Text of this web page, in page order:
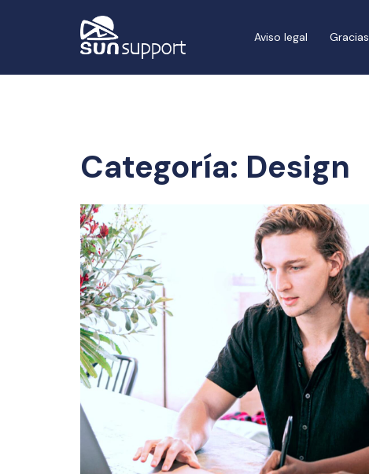
Aviso legal Gracias
Categoría: Design